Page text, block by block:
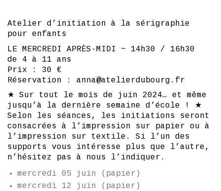
Atelier d’initiation à la sérigraphie
pour enfants
LE MERCREDI APRÈS-MIDI ~ 14h30 / 16h30
de 4 à 11 ans
Prix : 30 €
Réservation : anna@atelierdubourg.fr
★ Sur tout le mois de juin 2024… et même
jusqu’à la dernière semaine d’école ! ★
Selon les séances, les initiations seront
consacrées à l’impression sur papier ou à
l’impression sur textile. Si l’un des
supports vous intéresse plus que l’autre,
n’hésitez pas à nous l’indiquer.
mercredi 05 juin (papier)
mercredi 12 juin (papier)